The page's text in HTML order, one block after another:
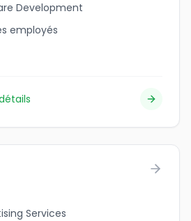
Development
employés
Services